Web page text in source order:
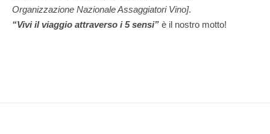
Organizzazione Nazionale Assaggiatori Vino].
“Vivi il viaggio attraverso i 5 sensi” è il nostro motto!